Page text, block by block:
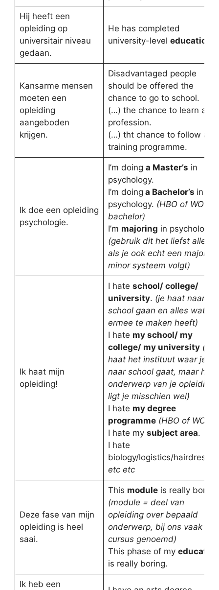
Hij heeft een
opleiding op
universitair niveau
gedaan.
He has completed
university-level education.
Kansarme mensen
moeten een
opleiding
aangeboden
krijgen.
Disadvantaged people
should be offered the
chance to go to school.
(…) the chance to learn a
profession.
(…) tht chance to follow a
training programme.
Ik doe een opleiding
psychologie.
I’m doing a Master’s in
psychology.
I’m doing a Bachelor’s in
psychology. (HBO of WO
bachelor)
I’m majoring in psychology
(gebruik dit het liefst alleen
als je ook echt een major-
minor systeem volgt)
Ik haat mijn
opleiding!
I hate school/ college/
university. (je haat naar
school gaan en alles wat
ermee te maken heeft)
I hate my school/ my
college/ my university (je
haat het instituut waar je
naar school gaat, maar het
onderwerp van je opleiding
ligt je misschien wel)
I hate my degree
programme(HBO of WO)
I hate my subject area.
I hate
biology/logistics/
etc etc
Deze fase van mijn
opleiding is heel
saai.
This moduleis really
(module = deel van
opleiding over bepaald
onderwerp, bij ons vaak
cursus genoemd)
This phase of my education
is really boring.
Ik heb een